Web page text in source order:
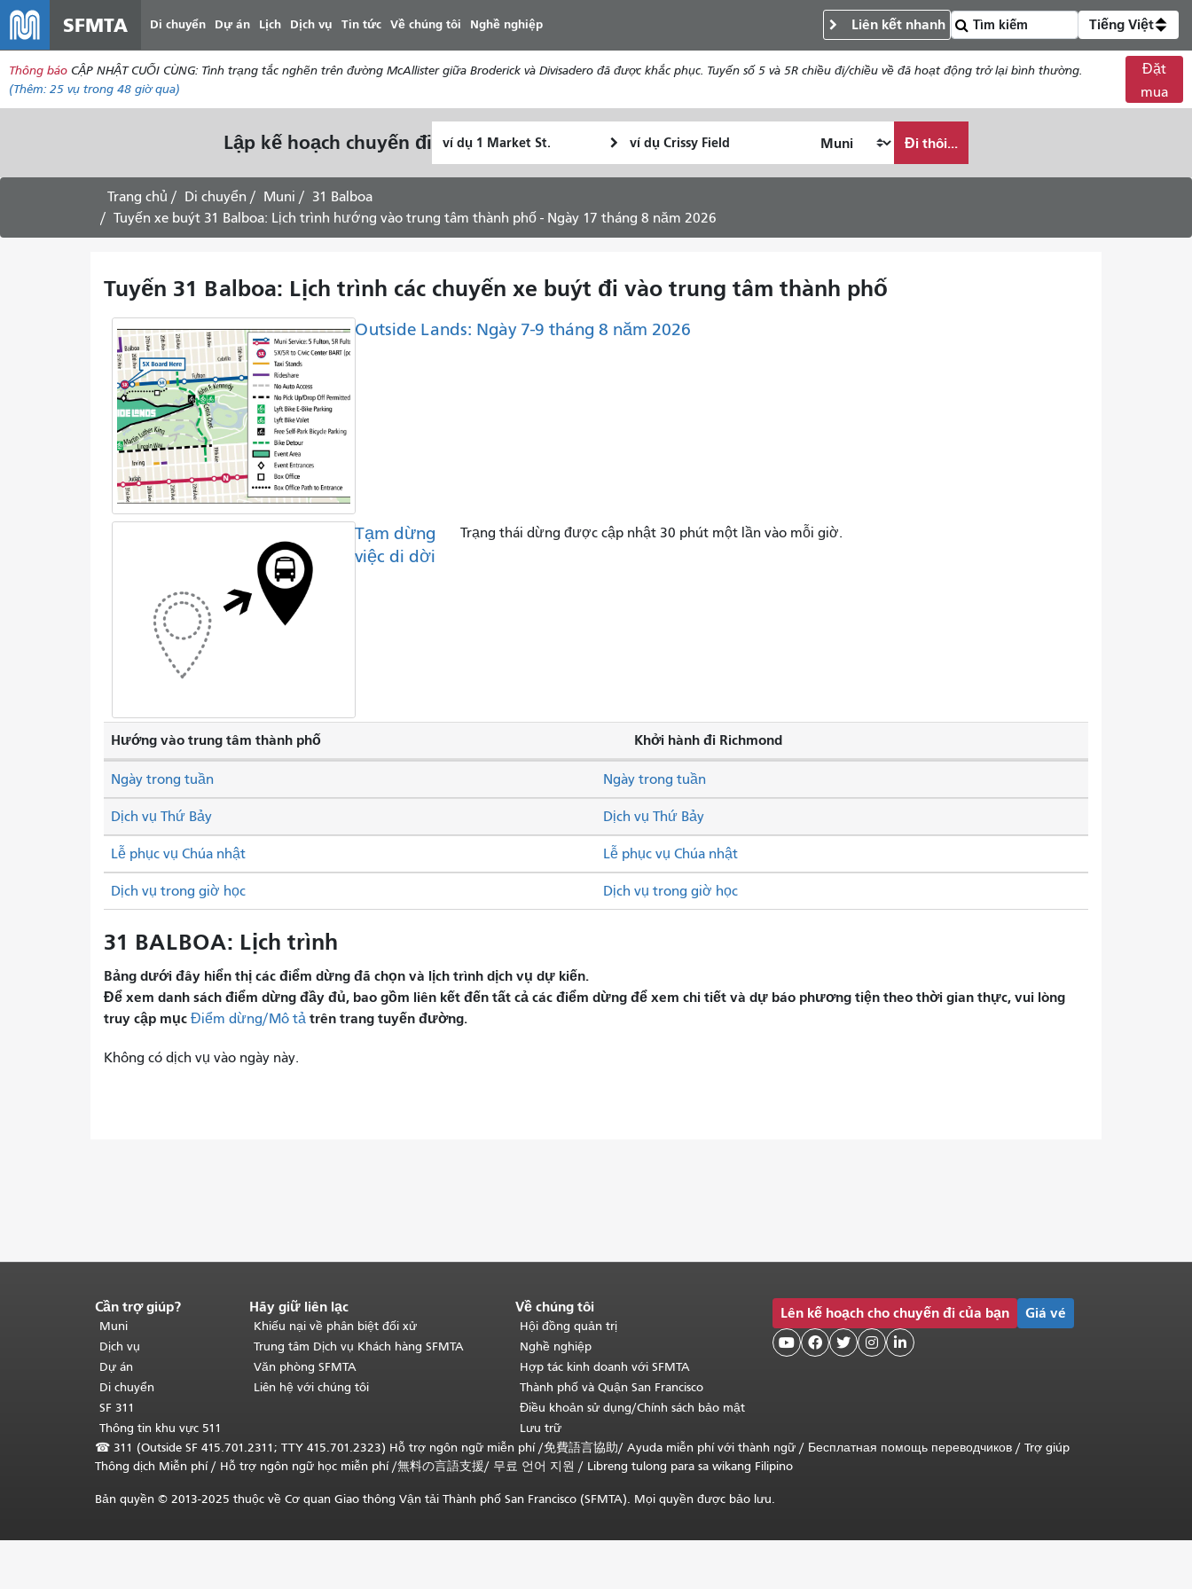
dung
SFMTA Di chuyển Dự án Lịch Dịch vụ Tin tức Về chúng tôi Nghề nghiệp Liên kết nhanh Tiếng Việt
Thông báo CẬP NHẬT CUỐI CÙNG: Tình trạng tắc nghẽn trên đường McAllister giữa Broderick và Divisadero đã được khắc phục. Tuyến số 5 và 5R chiều đi/chiều về đã hoạt động trở lại bình thường.
(Thêm: 25 vụ trong 48 giờ qua)
Đặt
mua
Lập kế hoạch chuyến đi
bắt
kết
muốn
du
lịch
thế
nào
Đi thôi...
Trang chủ Di chuyển Muni
31 Balboa
Tuyến xe buýt 31 Balboa: Lịch trình hướng vào trung tâm thành phố - Ngày 17 tháng 8 năm 2026
Tuyến 31 Balboa: Lịch trình các chuyến xe buýt đi vào trung tâm thành phố
Outside Lands: Ngày 7-9 tháng 8 năm 2026
Tạm dừng
việc di dời
Trạng thái dừng được cập nhật 30 phút một lần vào mỗi giờ.
Hướng vào trung tâm thành phố Khởi hành đi Richmond
Dịch vụ Thứ Bảy Dịch vụ Thứ Bảy
Lễ phục vụ Chúa nhật Lễ phục vụ Chúa nhật
Ngày trong tuần Ngày trong tuần
Dịch vụ trong giờ học Dịch vụ trong giờ học
31 BALBOA: Lịch trình
Bảng dưới đây hiển thị các điểm dừng đã chọn và lịch trình dịch vụ dự kiến.
Để xem danh sách điểm dừng đầy đủ, bao gồm liên kết đến tất cả các điểm dừng để xem chi tiết và dự báo phương tiện theo thời gian thực, vui lòng
truy cập mục Điểm dừng/Mô tả trên trang tuyến đường.
Không có dịch vụ vào ngày này.
Kết
thúc
nội
dung
trang.Phần
còn
trang
này
được
Cần trợ giúp?
Muni
Dịch vụ
Dự án
Di chuyển
SF 311
Thông tin khu vực 511
Hãy giữ liên lạc
Khiếu nại về phân biệt đối xử
Trung tâm Dịch vụ Khách hàng SFMTA
Văn phòng SFMTA
Liên hệ với chúng tôi
Về chúng tôi
Hội đồng quản trị
Nghề nghiệp
Hợp tác kinh doanh với SFMTA
Thành phố và Quận San Francisco
Điều khoản sử dụng/Chính sách bảo mật
Lưu trữ
Lên kế hoạch cho chuyến đi của bạn Giá vé
    
☎ 311 (Outside SF 415.701.2311; TTY 415.701.2323) Hỗ trợ ngôn ngữ miễn phí /免費語言協助/ Ayuda miễn phí với thành ngữ / Бесплатная помощь переводчиков / Trợ giúp
Thông dịch Miễn phí/ Hỗ trợ ngôn ngữ học miễn phí/無料の言語支援/ 무료 언어 지원 / Libreng tulong para sa wikang Filipino
Bản quyền © 2013-2025 thuộc về Cơ quan Giao thông Vận tải Thành phố San Francisco (SFMTA). Mọi quyền được bảo lưu.